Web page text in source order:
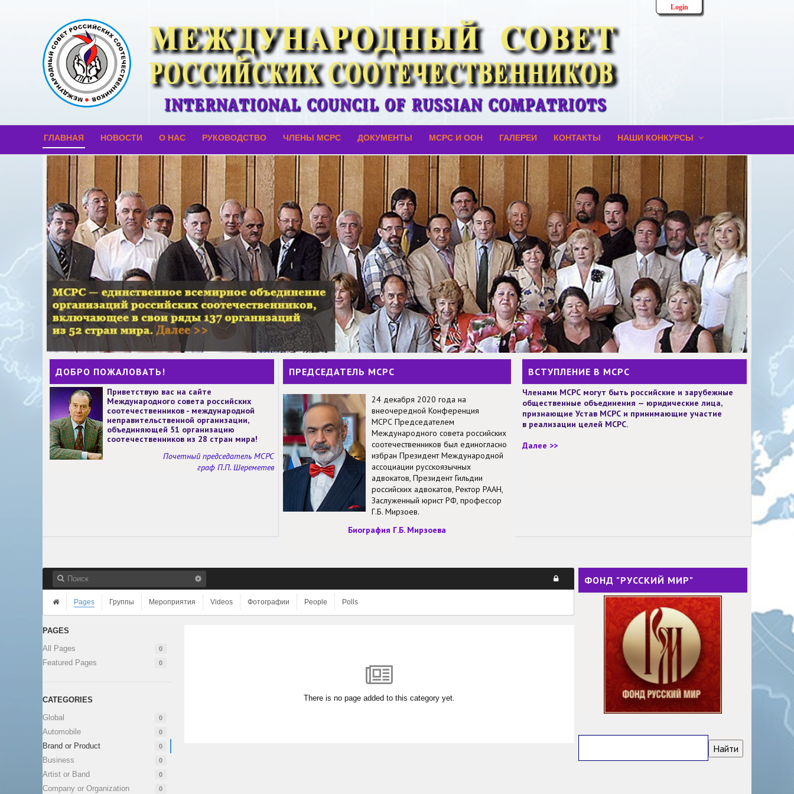
Login
ГЛАВНАЯ НОВОСТИ О НАС РУКОВОДСТВО ЧЛЕНЫ МСРС ДОКУМЕНТЫ МСРС И ООН ГАЛЕРЕИ КОНТАКТЫ НАШИ КОНКУРСЫ
ДОБРО ПОЖАЛОВАТЬ!
Приветствую вас на сайте
Международного совета российских
соотечественников - международной
неправительственной организации,
объединяющей 51 организацию
соотечественников из 28 стран мира!
Почетный председатель МСРС
граф П.П. Шереметев
ПРЕДСЕДАТЕЛЬ МСРС
24 декабря 2020 года на
внеочередной Конференция
МСРС Председателем
Международного совета российских
соотечественников был единогласно
избран Президент Международной
ассоциации русскоязычных
адвокатов, Президент Гильдии
российских адвокатов, Ректор РААН,
Заслуженный юрист РФ, профессор
Г.Б. Мирзоев.
Биография Г.Б. Мирзоева
ВСТУПЛЕНИЕ В МСРС
Членами МСРС могут быть российские и зарубежные
общественные объединения — юридические лица,
признающие Устав МСРС и принимающие участие
в реализации целей МСРС.
Далее >>
Pages Группы Мероприятия Videos Фотографии People Polls
PAGES
All Pages
0
Featured Pages 0
CATEGORIES
Global
0
Automobile 0
Brand or Product 0
Business 0
Artist or Band 0
Company or Organization 0
There is no page added to this category yet.
ФОНД "РУССКИЙ МИР"